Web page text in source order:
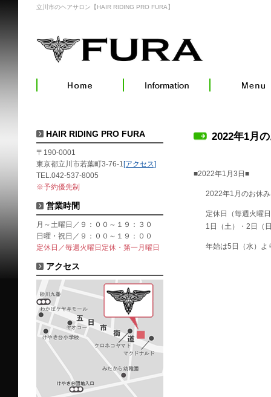
立川市のヘアサロン【HAIR RIDING PRO FURA】
2022年1月
■2022年1月3日■
2022年1月のお休
定休日（毎週火曜
1日（土）・2日（
年始は5日（水）よ
HAIR RIDING PRO FURA
〒190-0001
東京都立川市若葉町3-76-1 [アクセス]
TEL.042-537-8005
※予約優先制
営業時間
月～土曜日／９：００～１９：３０
日曜・祝日／９：００～１９：００
定休日／毎週火曜日定休・第一月曜日
アクセス